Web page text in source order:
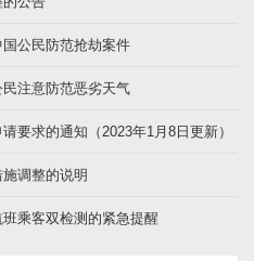
公民防范抢劫案件
注意防范恶劣天气
要求的通知（2023年1月8日更新）
调整的说明
乘客双检测的紧急提醒